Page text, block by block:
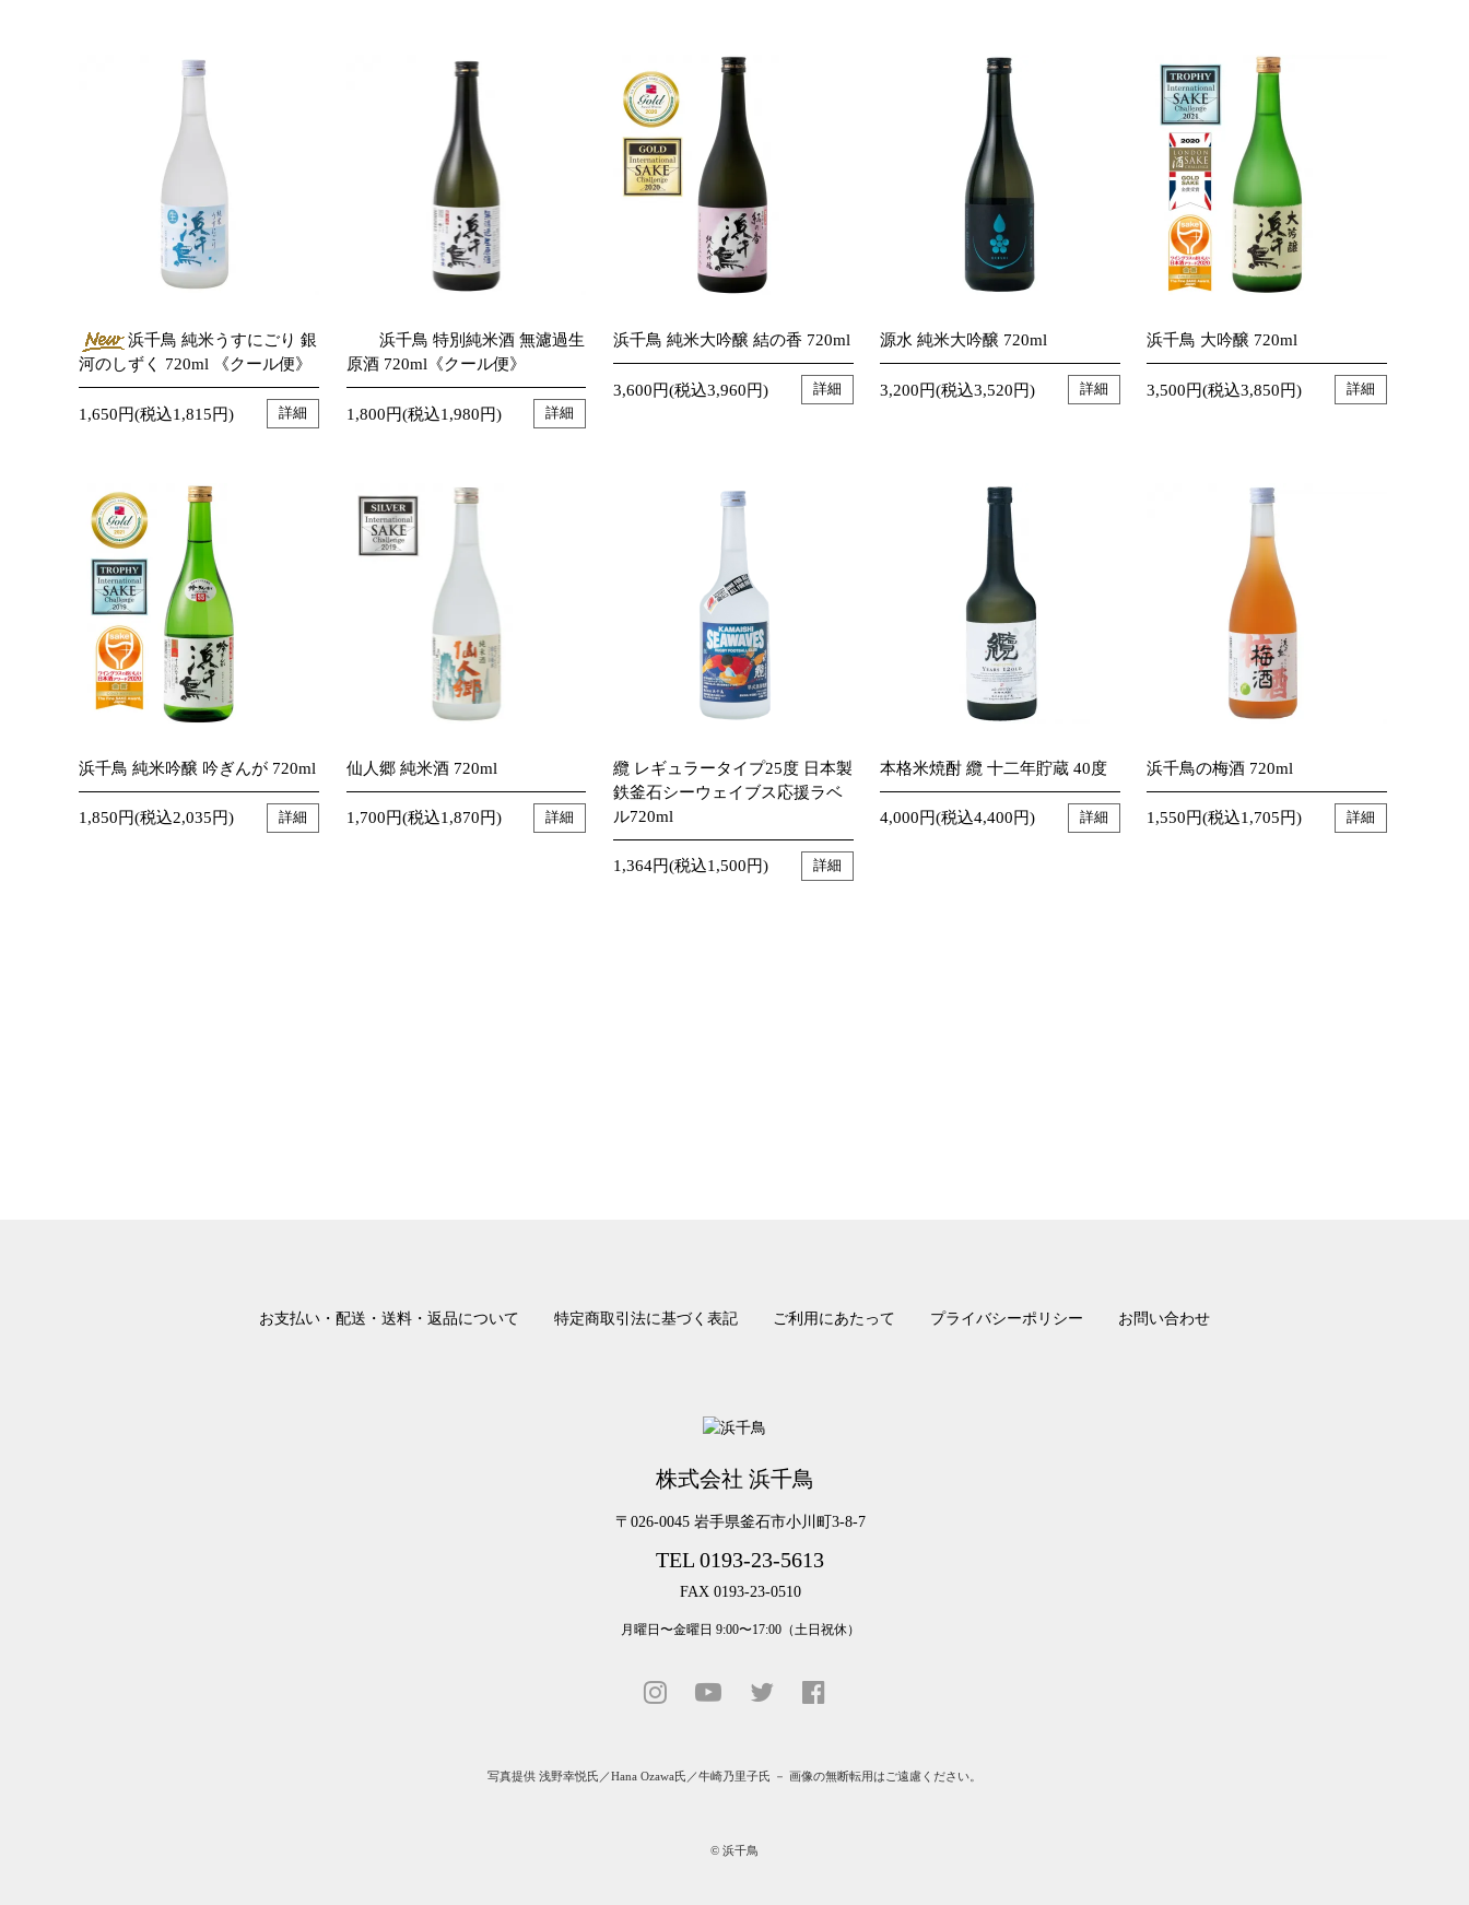
浜千鳥 純米うすにごり 銀
河のしずく 720ml 《クール便》
1,650円(税込1,815円) 詳細
浜千鳥 特別純米酒 無濾過生
原酒 720ml《クール便》
1,800円(税込1,980円) 詳細
浜千鳥 純米大吟醸 結の香 720ml
3,600円(税込3,960円) 詳細
源水 純米大吟醸 720ml
3,200円(税込3,520円) 詳細
浜千鳥 大吟醸 720ml
3,500円(税込3,850円) 詳細
浜千鳥 純米吟醸 吟ぎんが 720ml
1,850円(税込2,035円) 詳細
仙人郷 純米酒 720ml
1,700円(税込1,870円) 詳細
纜 レギュラータイプ25度 日本製
鉄釜石シーウェイブス応援ラベ
ル720ml
1,364円(税込1,500円) 詳細
本格米焼酎 纜 十二年貯蔵 40度
4,000円(税込4,400円) 詳細
浜千鳥の梅酒 720ml
1,550円(税込1,705円) 詳細
お支払い・配送・送料・返品について 特定商取引法に基づく表記 ご利用にあたって プライバシーポリシー お問い合わせ
株式会社 浜千鳥
〒026-0045 岩手県釜石市小川町3-8-7
TEL 0193-23-5613
FAX 0193-23-0510
月曜日〜金曜日 9:00〜17:00（土日祝休）
写真提供 浅野幸悦氏 ／Hana Ozawa氏 ／牛崎乃里子氏 － 画像の無断転用はご遠慮ください。
© 浜千鳥